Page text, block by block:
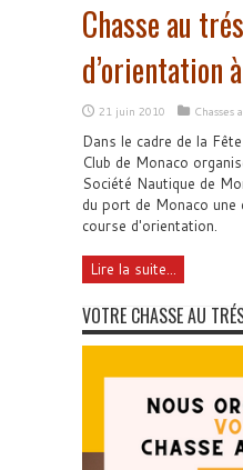
Chasse au
d’orientation
21 juin 2010 Chasses
Dans le cadre de la
Club de Monaco
Société Nautique de
du port de Monaco
course d'orientation.
Lire la suite...
VOTRE CHASSE AU